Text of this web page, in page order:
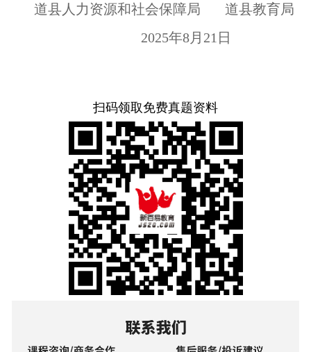
道县人力资源和社会保障局
道县教育局
2025年8月21日
扫码领取免费真题资料